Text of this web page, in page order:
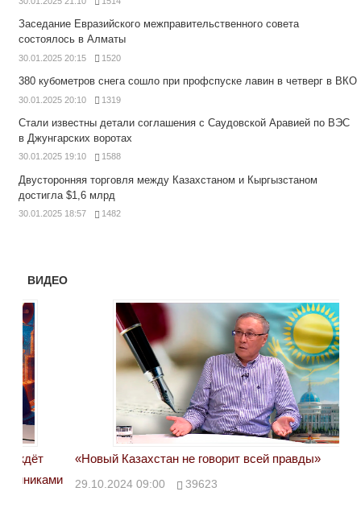
Заседание Евразийского межправительственного совета
состоялось в Алматы
30.01.2025 20:15 1520
380 кубометров снега сошло при профспуске лавин в четверг в ВКО
30.01.2025 20:10 1319
Стали известны детали соглашения с Саудовской Аравией по ВЭС
в Джунгарских воротах
30.01.2025 19:10 1588
Двусторонняя торговля между Казахстаном и Кыргызстаном
достигла $1,6 млрд
30.01.2025 18:57 1482
ВИДЕО
«Новый Казахстан не говорит всей правды»
29.10.2024 09:00 39623